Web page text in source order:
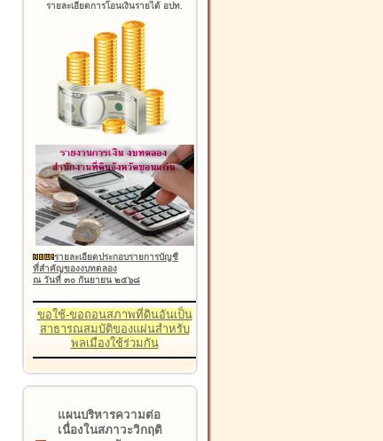
รายละเอียดการโอนเงินรายได้ อปท.
รายละเอียดประกอบรายการบัญชี
ที่สำคัญของงบทดลอง
ณ วันที่ ๓๐ กันยายน ๒๕๖๘
ขอใช้-ขอถอนสภาพที่ดินอันเป็น
สาธารณสมบัติของแผ่นสำหรับ
พลเมืองใช้ร่วมกัน
แผนบริหารความต่อ
เนื่องในสภาวะวิกฤติ